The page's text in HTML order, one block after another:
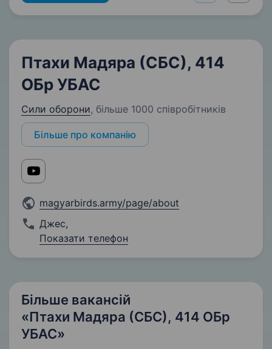
Птахи Мадяра (СБС), 414
ОБр УБАС
Сили оборони, більше 1000 співробітників
Більше про компанію
magyarbirds.army/page/about
Джес,
Показати телефон
Більше вакансій
«Птахи Мадяра (СБС), 414 ОБр
УБАС»